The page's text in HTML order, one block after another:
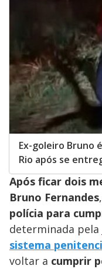
Ex-goleiro Bruno
Rio após se
Após ficar dois
Bruno Fernandes
polícia para
determinada pela
sistema
voltar a cumprir